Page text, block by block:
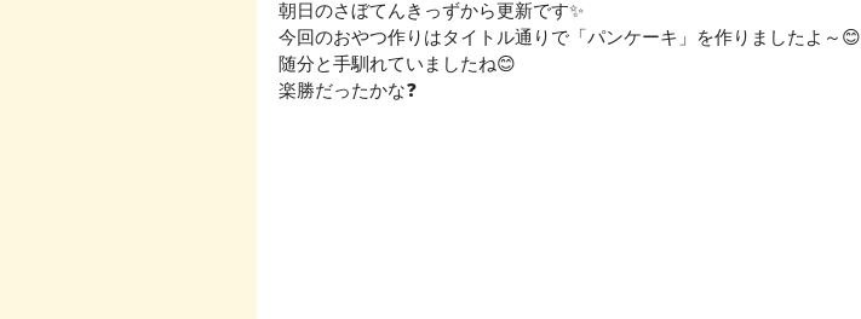
朝日のさぼてんきっずから更新です✨
今回のおやつ作りはタイトル通りで「パンケーキ」を作りましたよ～😊
随分と手馴れていましたね😊
楽勝だったかな❓